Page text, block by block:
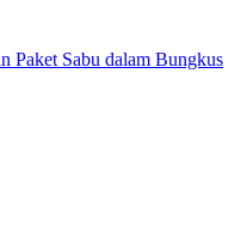
Paket Sabu dalam Bungkus